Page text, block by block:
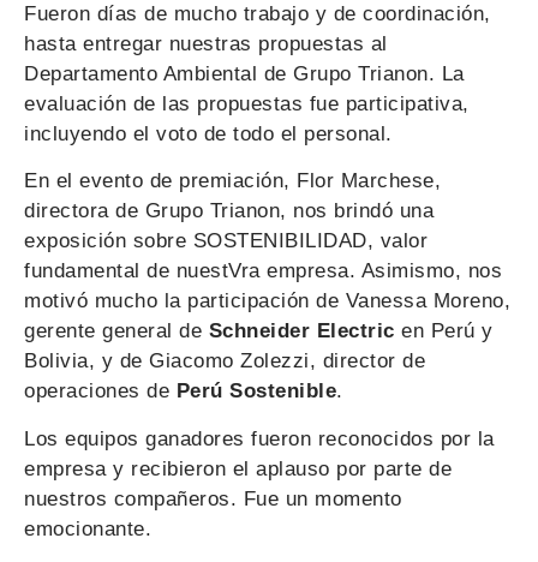
Fueron días de mucho trabajo y de coordinación,
hasta entregar nuestras propuestas al
Departamento Ambiental de Grupo Trianon. La
evaluación de las propuestas fue participativa,
incluyendo el voto de todo el personal.
En el evento de premiación, Flor Marchese,
directora de Grupo Trianon, nos brindó una
exposición sobre SOSTENIBILIDAD, valor
fundamental de nuestVra empresa. Asimismo, nos
motivó mucho la participación de Vanessa Moreno,
gerente general de Schneider Electric en Perú y
Bolivia, y de Giacomo Zolezzi, director de
operaciones de Perú Sostenible.
Los equipos ganadores fueron reconocidos por la
empresa y recibieron el aplauso por parte de
nuestros compañeros. Fue un momento
emocionante.